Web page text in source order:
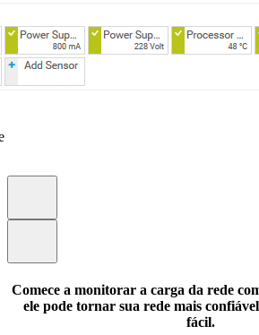
Comece a monitorar a carga da rede
ele pode tornar sua rede mais
fácil.